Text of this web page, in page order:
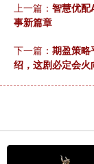
上一篇： 智慧优配
事新篇章
下一篇： 期盈策略
绍，这剧必定会火